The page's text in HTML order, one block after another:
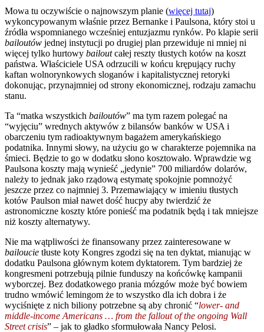
Mowa tu oczywiście o najnowszym planie (więcej tutaj)
wykoncypowanym właśnie przez Bernanke i Paulsona, który stoi u
źródła wspomnianego wcześniej entuzjazmu rynków. Po klapie serii
bailoutów jednej instytucji po drugiej plan przewiduje ni mniej ni
więcej tylko hurtowy bailoutcałej reszty tłustych kotów na koszt
państwa. Właściciele USA odrzucili w końcu krępujący ruchy
kaftan wolnorynkowych sloganów i kapitalistycznej retoryki
dokonując, przynajmniej od strony ekonomicznej, rodzaju zamachu
stanu.
Ta “matka wszystkich bailoutów” ma tym razem polegać na
“wyjęciu” wrednych aktywów z bilansów banków w USA i
obarczeniu tym radioaktywnym bagażem amerykańskiego
podatnika. Innymi słowy, na użyciu go w charakterze pojemnika na
śmieci. Będzie to go w dodatku słono kosztowało. Wprawdzie wg
Paulsona koszty mają wynieść „jedynie” 700 miliardów dolarów,
należy to jednak jako rządową estymatę spokojnie pomnożyć
jeszcze przez co najmniej 3. Przemawiający w imieniu tłustych
kotów Paulson miał nawet dość hucpy aby twierdzić że
astronomiczne koszty które ponieść ma podatnik będą i tak mniejsze
niż koszty alternatywy.
Nie ma wątpliwości że finansowany przez zainteresowane w
bailoucie tłuste koty Kongres zgodzi się na ten dyktat, mianując w
dodatku Paulsona głównym kotem dyktatorem. Tym bardziej że
kongresmeni potrzebują pilnie funduszy na końcówkę kampanii
wyborczej. Bez dodatkowego prania mózgów może być bowiem
trudno wmówić lemingom że to wszystko dla ich dobra i że
wyciśnięte z nich biliony potrzebne są aby chronić “lower- and
middle-income Americans … from the fallout of the ongoing Wall
Street crisis” – jak to gładko sformułowała Nancy Pelosi.